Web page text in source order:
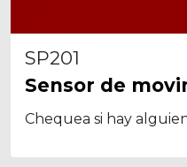
SP201
Sensor de
Chequea si hay